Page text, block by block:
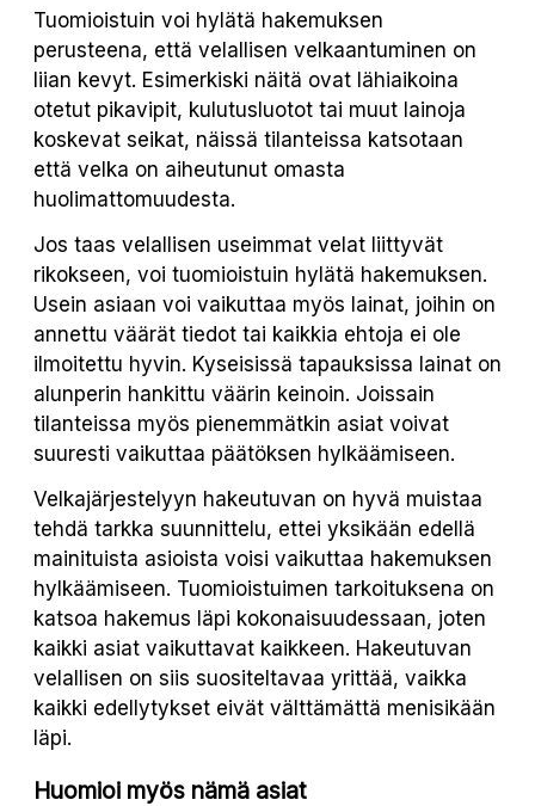
Tuomioistuin voi hylätä hakemuksen
perusteena, että velallisen velkaantuminen on
liian kevyt. Esimerkiski näitä ovat lähiaikoina
otetut pikavipit, kulutusluotot tai muut lainoja
koskevat seikat, näissä tilanteissa katsotaan
että velka on aiheutunut omasta
huolimattomuudesta.
Jos taas velallisen useimmat velat liittyvät
rikokseen, voi tuomioistuin hylätä hakemuksen.
Usein asiaan voi vaikuttaa myös lainat, joihin on
annettu väärät tiedot tai kaikkia ehtoja ei ole
ilmoitettu hyvin. Kyseisissä tapauksissa lainat on
alunperin hankittu väärin keinoin. Joissain
tilanteissa myös pienemmätkin asiat voivat
suuresti vaikuttaa päätöksen hylkäämiseen.
Velkajärjestelyyn hakeutuvan on hyvä muistaa
tehdä tarkka suunnittelu, ettei yksikään edellä
mainituista asioista voisi vaikuttaa hakemuksen
hylkäämiseen. Tuomioistuimen tarkoituksena on
katsoa hakemus läpi kokonaisuudessaan, joten
kaikki asiat vaikuttavat kaikkeen. Hakeutuvan
velallisen on siis suositeltavaa yrittää, vaikka
kaikki edellytykset eivät välttämättä menisikään
läpi.
Huomioi myös nämä asiat